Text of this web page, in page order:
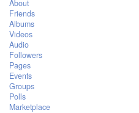
About
Friends
Albums
Videos
Audio
Followers
Pages
Events
Groups
Polls
Marketplace